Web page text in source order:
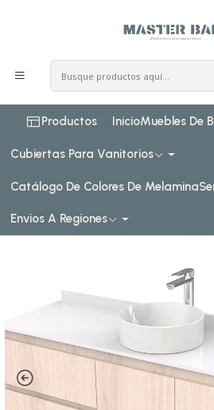
Productos InicioMuebles De
Cubiertas Para Vanitorios
Catálogo De Colores De Melamina
Envios A Regiones
Muebles para lavamanos
sobreponer aereo de
Mueble Vanitorio aereo para
de 150 cm M2-1530-